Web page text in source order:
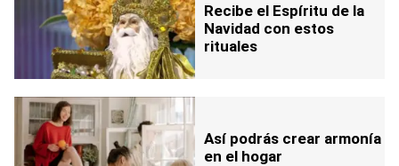
Recibe el Espíritu de la
Navidad con estos
rituales
Así podrás crear armonía
en el hogar